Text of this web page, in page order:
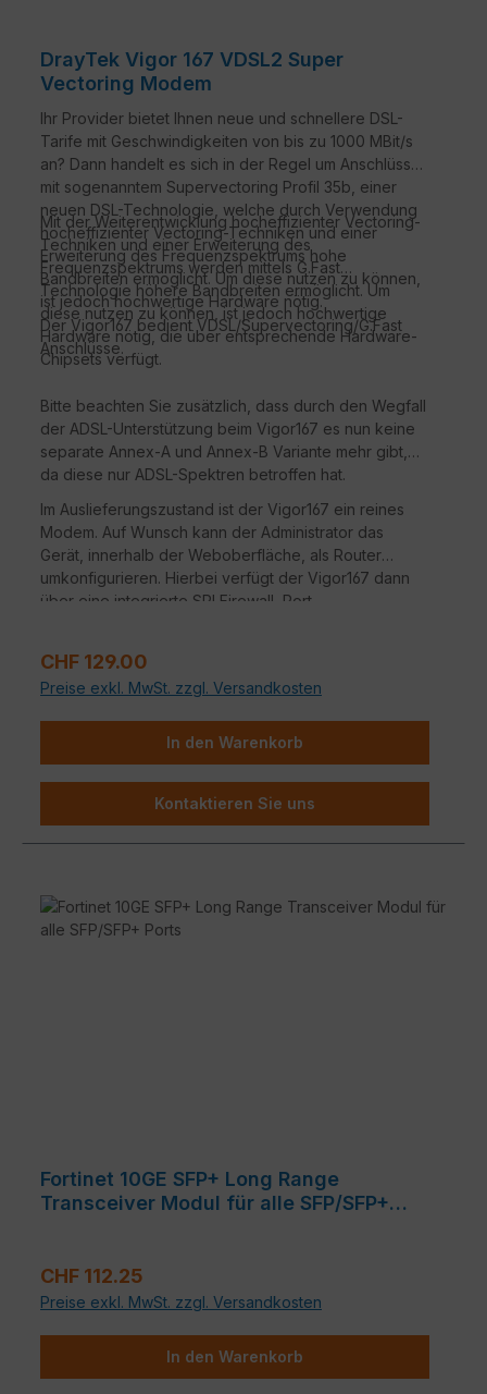
DrayTek Vigor 167 VDSL2 Super
Vectoring Modem
Ihr Provider bietet Ihnen neue und schnellere DSL-
Tarife mit Geschwindigkeiten von bis zu 1000 MBit/s
an? Dann handelt es sich in der Regel um Anschlüsse
mit sogenanntem Supervectoring Profil 35b, einer
neuen DSL-Technologie, welche durch Verwendung
hocheffizienter Vectoring-Techniken und einer
Erweiterung des Frequenzspektrums hohe
Bandbreiten ermöglicht. Um diese nutzen zu können,
ist jedoch hochwertige Hardware nötig.
Mit der Weiterentwicklung hocheffizienter Vectoring-
Techniken und einer Erweiterung des
Frequenzspektrums werden mittels G.Fast
Technologie höhere Bandbreiten ermöglicht. Um
diese nutzen zu können, ist jedoch hochwertige
Hardware nötig, die über entsprechende Hardware-
Chipsets verfügt.
Der Vigor167 bedient VDSL/Supervectoring/G.Fast
Anschlüsse.
Bitte beachten Sie zusätzlich, dass durch den Wegfall
der ADSL-Unterstützung beim Vigor167 es nun keine
separate Annex-A und Annex-B Variante mehr gibt,
da diese nur ADSL-Spektren betroffen hat.
Im Auslieferungszustand ist der Vigor167 ein reines
Modem. Auf Wunsch kann der Administrator das
Gerät, innerhalb der Weboberfläche, als Router
umkonfigurieren. Hierbei verfügt der Vigor167 dann
über eine integrierte SPI Firewall, Port
Regulärer Preis:
CHF 129.00
Preise exkl. MwSt. zzgl. Versandkosten
In den Warenkorb
Kontaktieren Sie uns
Fortinet 10GE SFP+ Long Range
Transceiver Modul für alle SFP/SFP+
Regulärer Preis:
CHF 112.25
Preise exkl. MwSt. zzgl. Versandkosten
In den Warenkorb